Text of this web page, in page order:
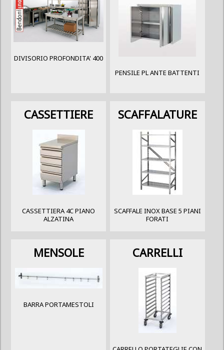
DIVISORIO PROFONDITA' 400
PENSILE PL ANTE BATTENTI
CASSETTIERE
CASSETTIERA 4C PIANO
ALZATINA
SCAFFALATURE
SCAFFALE INOX BASE 5 PIANI
FORATI
MENSOLE
BARRA PORTAMESTOLI
CARRELLI